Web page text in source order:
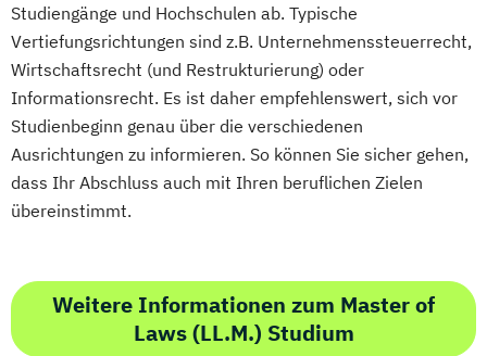
Studiengänge und Hochschulen ab. Typische
Vertiefungsrichtungen sind z.B. Unternehmenssteuerrecht,
Wirtschaftsrecht (und Restrukturierung) oder
Informationsrecht. Es ist daher empfehlenswert, sich vor
Studienbeginn genau über die verschiedenen
Ausrichtungen zu informieren. So können Sie sicher gehen,
dass Ihr Abschluss auch mit Ihren beruflichen Zielen
übereinstimmt.
Weitere Informationen zum Master of
Laws (LL.M.) Studium